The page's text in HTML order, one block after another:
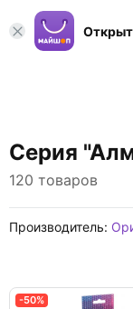
Серия
120 товаров
Производитель:
-50%